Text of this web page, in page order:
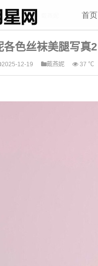
首页
>大陆明星>
各色丝袜美腿写真2
2025-12-19 戴燕妮 37 ℃